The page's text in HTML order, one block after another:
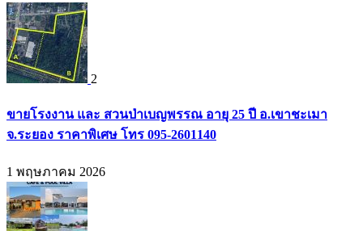
2
ขายโรงงาน และ สวนป่าเบญพรรณ อายุ 25 ปี อ.เขาชะเมา
จ.ระยอง ราคาพิเศษ โทร 095-2601140
1 พฤษภาคม 2026